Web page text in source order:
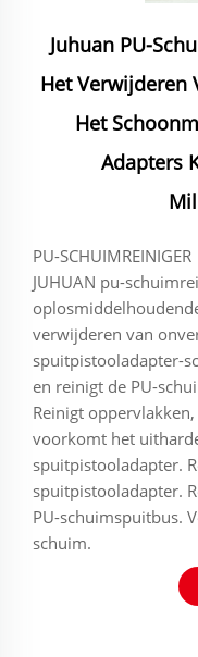
Juhuan PU-
Het Verwijderen
Het
Adapters
PU-SCHUIMREINIGER
JUHUAN pu-
verwijderen van
spuitpistooladapter-
en reinigt de PU-
Reinigt
voorkomt het
spuitpistooladapter.
spuitpistooladapter.
PU-schuimspuitbus.
schuim.